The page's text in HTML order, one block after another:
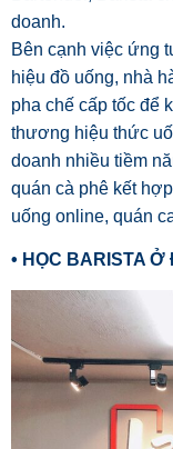
doanh.
Bên cạnh việc ứng
hiệu đồ uống, nhà
pha chế cấp tốc để
thương hiệu thức
doanh nhiều tiềm
quán cà phê kết
uống online, quán
• HỌC BARISTA